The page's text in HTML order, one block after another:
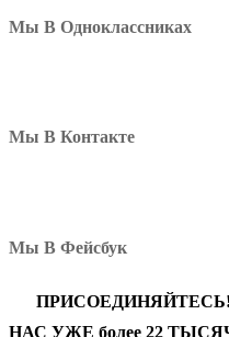
Мы В Одноклассниках
Мы В Контакте
Мы В Фейсбук
ПРИСОЕДИНЯЙТЕСЬ!
НАС УЖЕ более 22